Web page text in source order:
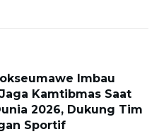
Imbau
Kamtibmas Saat
2026, Dukung Tim
Sportif